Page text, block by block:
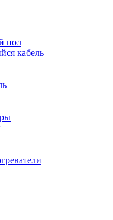
пол
кабель